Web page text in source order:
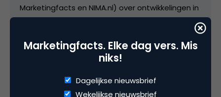
Marketingfacts en NIMA.nl) over ontwikkelingen in
marketing, events over strategische marketing
De titel NIMA Register Marketeer is een Europees
kwaliteitskeurmerk voor topmarketeers. De titel
gecertificeerd te kunnen worden als RM, met het
Marketingfacts. Elke dag vers. Mis
niks!
Dagelijkse nieuwsbrief
Wekelijkse nieuwsbrief